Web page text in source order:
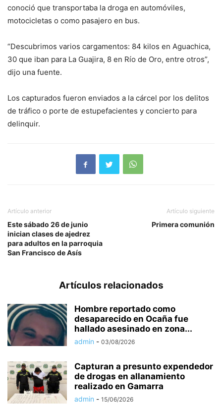
conoció que transportaba la droga en automóviles,
motocicletas o como pasajero en bus.
“Descubrimos varios cargamentos: 84 kilos en Aguachica,
30 que iban para La Guajira, 8 en Río de Oro, entre otros”,
dijo una fuente.
Los capturados fueron enviados a la cárcel por los delitos
de tráfico o porte de estupefacientes y concierto para
delinquir.
Artículo anterior
Este sábado 26 de junio
inician clases de ajedrez
para adultos en la parroquia
San Francisco de Asís
Artículo siguiente
Primera comunión
Artículos relacionados
Hombre reportado como
desaparecido en Ocaña fue
hallado asesinado en zona...
admin - 03/08/2026
Capturan a presunto expendedor
de drogas en allanamiento
realizado en Gamarra
admin - 15/06/2026